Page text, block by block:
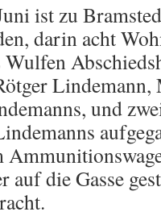
ist zu
darin acht
Wulfen
und
die Gasse